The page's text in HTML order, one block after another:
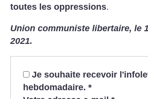
toutes les oppressions.
Union communiste libertaire, le
2021.
Je souhaite recevoir
hebdomadaire. *